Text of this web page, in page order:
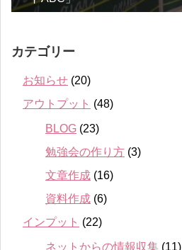
カテゴリー
お知らせ (20)
アウトプット (48)
BLOG (23)
勉強会の作り方 (3)
文章作成 (16)
資料作成 (6)
インプット (22)
ネットからの情報収集 (11)